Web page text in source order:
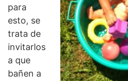
para
esto, se
trata de
invitarlos
a que
bañen a